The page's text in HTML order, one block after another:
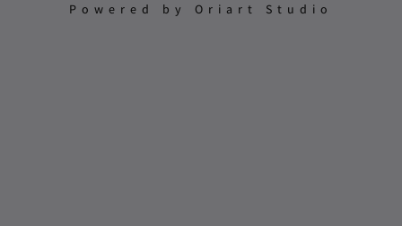
Powered by Oriart Studio